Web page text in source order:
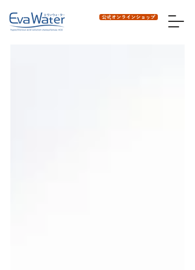
公式オンラインショップ